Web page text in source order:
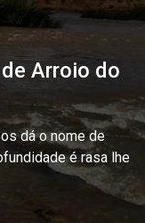
Arroio do
dá o nome de
é rasa lhe